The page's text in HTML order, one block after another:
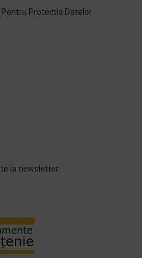
Pentru Protectia Datelor
la newsletter